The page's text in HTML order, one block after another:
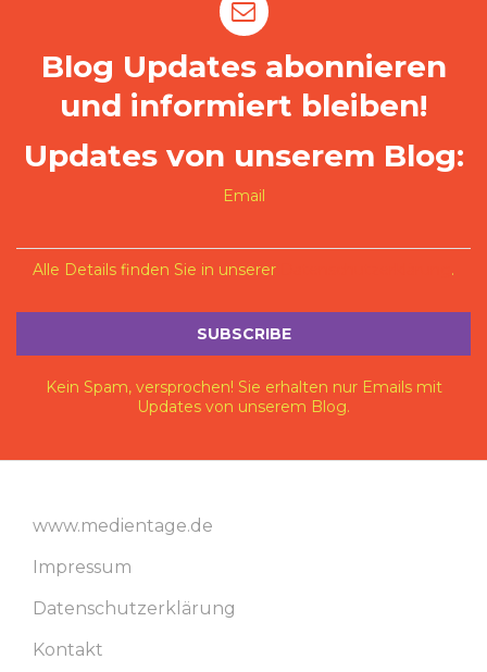
Blog Updates abonnieren
und informiert bleiben!
Updates von unserem Blog:
Email
Alle Details finden Sie in unserer .
Kein Spam, versprochen! Sie erhalten nur Emails mit
Updates von unserem Blog.
www.medientage.de
Impressum
Datenschutzerklärung
Kontakt